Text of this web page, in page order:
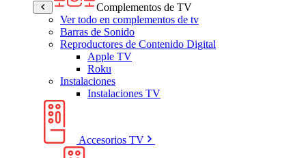
Complementos de TV
Ver todo en complementos de tv
Barras de Sonido
Reproductores de Contenido Digital
Apple TV
Roku
Instalaciones
Instalaciones TV
Accesorios TV